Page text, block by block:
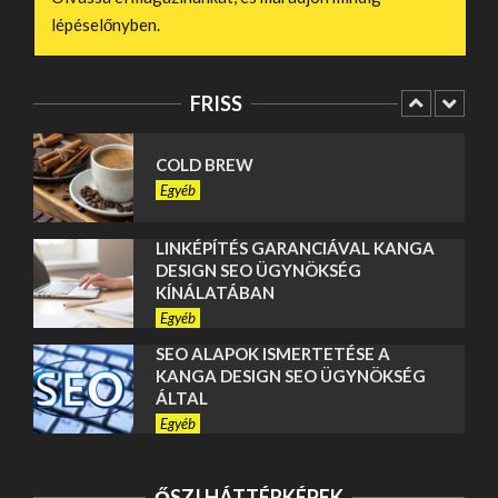
lépéselőnyben.
FRISS
MI DÖNT EGY CSATÁT: TAKTIKA
VAGY ÖSSZEFOGÁS? – HUNYADI
Szórakozás
COLD BREW
Egyéb
LINKÉPÍTÉS GARANCIÁVAL KANGA
DESIGN SEO ÜGYNÖKSÉG
KÍNÁLATÁBAN
Egyéb
SEO ALAPOK ISMERTETÉSE A
KANGA DESIGN SEO ÜGYNÖKSÉG
ÁLTAL
Egyéb
POCHOZOVÝ ROŠT